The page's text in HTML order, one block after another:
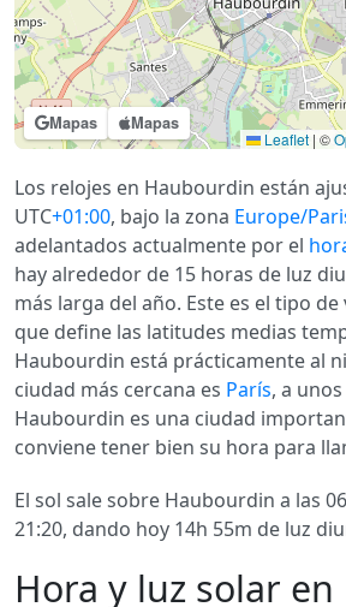
Mapas Mapas
Leaflet | ©
Los relojes en Haubourdin están
UTC+01:00, bajo la zona Europe/
adelantados actualmente por el
hay alrededor de 15 horas de luz
más larga del año. Este es el tipo
que define las latitudes medias
Haubourdin está prácticamente al
ciudad más cercana es París, a
Haubourdin es una ciudad
conviene tener bien su hora para
El sol sale sobre Haubourdin a las
21:20, dando hoy 14h 55m de luz
Hora y luz solar en